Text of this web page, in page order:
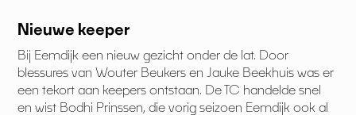
Nieuwe keeper
Bij Eemdijk een nieuw gezicht onder de lat. Door
blessures van Wouter Beukers en Jauke Beekhuis was er
een tekort aan keepers ontstaan. De TC handelde snel
en wist Bodhi Prinssen, die vorig seizoen Eemdijk ook al